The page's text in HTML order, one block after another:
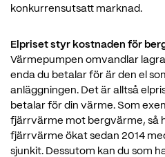
konkurrensutsatt marknad.
Elpriset styr kostnaden för
Värmepumpen omvandlar
enda du betalar för är den el
anläggningen. Det är alltså
betalar för din värme. Som
fjärrvärme mot bergvärme, så
fjärrvärme ökat sedan 2014
sjunkit. Dessutom kan du som